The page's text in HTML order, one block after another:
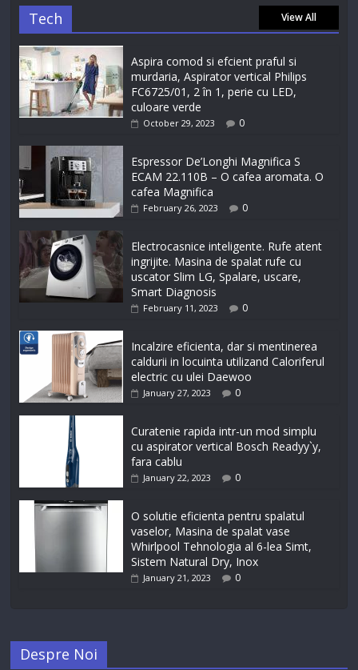
Tech View All
Aspira comod si efcient praful si
murdaria, Aspirator vertical Philips
FC6725/01, 2 în 1, perie cu LED,
culoare verde
October 29, 2023 0
Espressor De’Longhi Magnifica S
ECAM 22.110B – O cafea aromata. O
cafea Magnifica
February 26, 2023 0
Electrocasnice inteligente. Rufe atent
ingrijite. Masina de spalat rufe cu
uscator Slim LG, Spalare, uscare,
Smart Diagnosis
February 11, 2023 0
Incalzire eficienta, dar si mentinerea
caldurii in locuinta utilizand Caloriferul
electric cu ulei Daewoo
January 27, 2023 0
Curatenie rapida intr-un mod simplu
cu aspirator vertical Bosch Readyy`y,
fara cablu
January 22, 2023 0
O solutie eficienta pentru spalatul
vaselor, Masina de spalat vase
Whirlpool Tehnologia al 6-lea Simt,
Sistem Natural Dry, Inox
January 21, 2023 0
Despre Noi